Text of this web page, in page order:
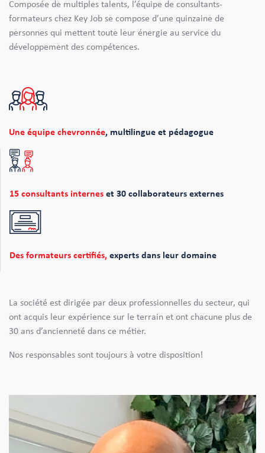
Composée de multiples talents, l’équipe de consultants-
formateurs chez Key Job se compose d’une quinzaine de
personnes qui mettent toute leur énergie au service du
développement des compétences.
Une équipe chevronnée, multilingue et pédagogue
15 consultants internes et 30 collaborateurs externes
Des formateurs certifiés, experts dans leur domaine
La société est dirigée par deux professionnelles du secteur, qui
ont acquis leur expérience sur le terrain et ont chacune plus de
30 ans d’ancienneté dans ce métier.
Nos responsables sont toujours à votre disposition!